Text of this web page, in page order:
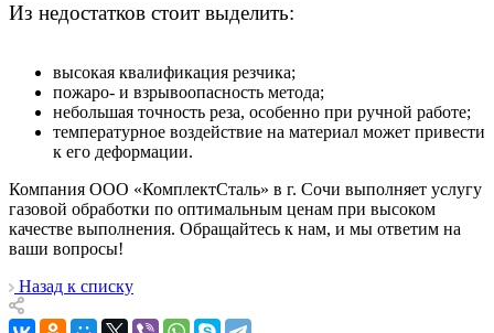
Из недостатков стоит выделить:
высокая квалификация резчика;
пожаро- и взрывоопасность метода;
небольшая точность реза, особенно при ручной работе;
температурное воздействие на материал может привести
к его деформации.
Компания ООО «КомплектСталь» в г. Сочи выполняет услугу
газовой обработки по оптимальным ценам при высоком
качестве выполнения. Обращайтесь к нам, и мы ответим на
ваши вопросы!
Назад к списку